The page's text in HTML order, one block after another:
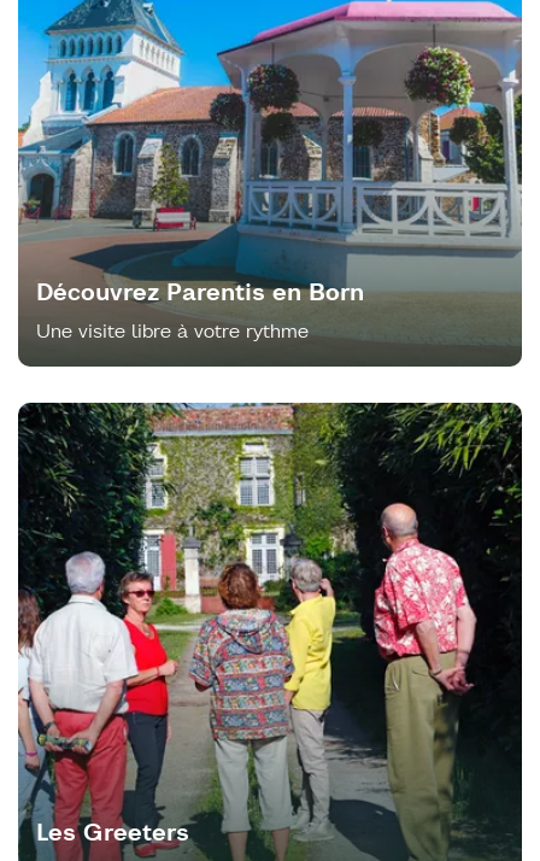
Découvrez Parentis en Born
Une visite libre à votre rythme
Les Greeters